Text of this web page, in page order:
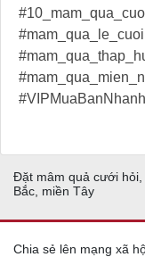
Đặt mâm quả cưới hỏi,
Bắc, miền Tây
Chia sẻ lên mạng xã